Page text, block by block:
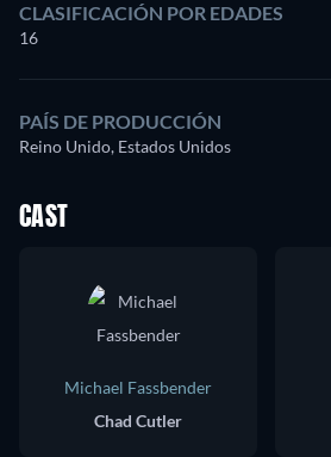
CLASIFICACIÓN POR EDADES
16
PAÍS DE PRODUCCIÓN
Reino Unido, Estados Unidos
CAST
Michael Fassbender
Chad Cutler